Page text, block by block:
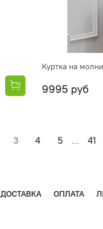
Куртка на
9995 руб
3 4 5 … 41
ДОСТАВКА ОПЛАТА